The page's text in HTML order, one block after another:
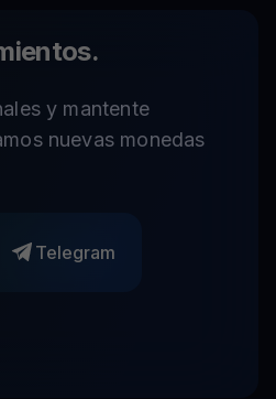
y mantente
nuevas monedas
Telegram